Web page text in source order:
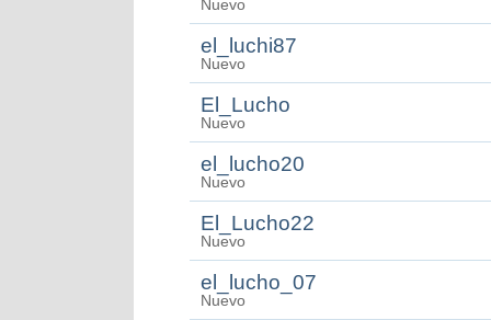
Nuevo
el_luchi87
Nuevo
El_Lucho
Nuevo
el_lucho20
Nuevo
El_Lucho22
Nuevo
el_lucho_07
Nuevo